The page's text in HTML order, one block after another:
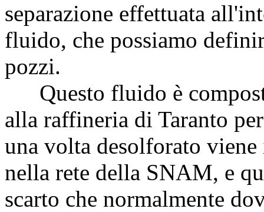
separazione effettuata
fluido, che possiamo
pozzi.
Questo fluido è
alla raffineria di Taranto
una volta desolforato
nella rete della SNAM, e
scarto che normalmente